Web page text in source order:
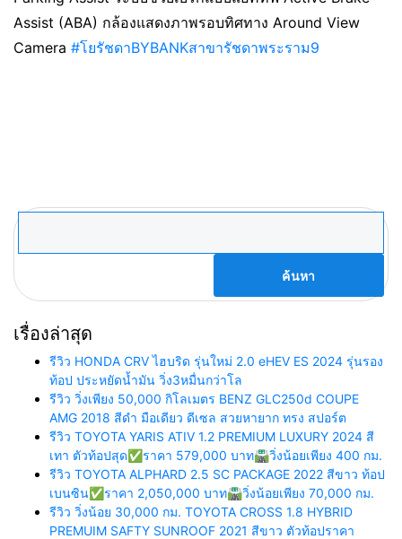
Assist (ABA) กล้องแสดงภาพรอบทิศทาง Around View
Camera #โยรัชดาBYBANKสาขารัชดาพระราม9
ค้นหา
เรื่องล่าสุด
รีวิว HONDA CRV ไฮบริด รุ่นใหม่ 2.0 eHEV ES 2024 รุ่นรอง
ท้อป ประหยัดน้ำมัน วิ่ง3หมื่นกว่าโล
รีวิว วิ่งเพียง 50,000 กิโลเมตร BENZ GLC250d COUPE
AMG 2018 สีดำ มือเดียว ดีเซล สวยหายาก ทรง สปอร์ต
รีวิว TOYOTA YARIS ATIV 1.2 PREMIUM LUXURY 2024 สี
เทา ตัวท้อปสุด✅ราคา 579,000 บาท🛣️วิ่งน้อยเพียง 400 กม.
รีวิว TOYOTA ALPHARD 2.5 SC PACKAGE 2022 สีขาว ท้อป
เบนซิน✅ราคา 2,050,000 บาท🛣️วิ่งน้อยเพียง 70,000 กม.
รีวิว วิ่งน้อย 30,000 กม. TOYOTA CROSS 1.8 HYBRID
PREMUIM SAFTY SUNROOF 2021 สีขาว ตัวท้อปราคา